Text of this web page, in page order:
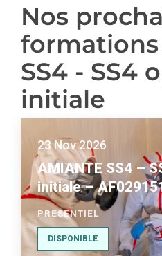
Nos
formations
SS4 - SS4
initiale
23 Nov 2026
AMIANTE SS4 –
initiale –
PRESENTIEL
DISPONIBLE